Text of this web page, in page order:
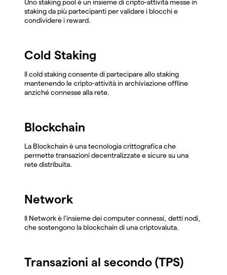
Uno staking pool è un insieme di cripto-attività messe in
staking da più partecipanti per validare i blocchi e
condividere i reward.
Cold Staking
Il cold staking consente di partecipare allo staking
mantenendo le cripto-attività in archiviazione offline
anziché connesse alla rete.
Blockchain
La Blockchain è una tecnologia crittografica che
permette transazioni decentralizzate e sicure su una
rete distribuita.
Network
Il Network è l'insieme dei computer connessi, detti nodi,
che sostengono la blockchain di una criptovaluta.
Transazioni al secondo (TPS)